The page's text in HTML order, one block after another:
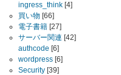
ingress_think [4]
買い物 [66]
電子書籍 [27]
サーバー関連 [42]
authcode [6]
wordpress [6]
Security [39]